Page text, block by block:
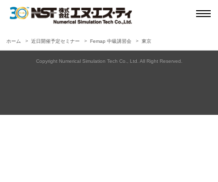
ホーム 近日開催予定セミナー Femap 中級講習会 東京
Copyright Numerical Simulation Tech Co., Ltd. All Right Reserved.